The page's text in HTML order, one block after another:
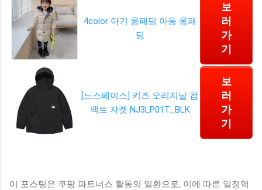
4color 아기 롱패딩 아동 롱패
딩
보
러
가
기
[노스페이스] 키즈 오리지날 컴
팩트 자켓 NJ3LP01T_BLK
보
러
가
기
이 포스팅은 쿠팡 파트너스 활동의 일환으로, 이에 따른 일정액